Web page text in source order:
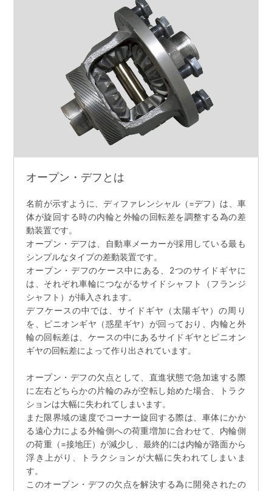
オープン・デフとは
名前が示すように、ディファレンシャル（=デフ）は、車
体が旋回する時の内輪と外輪の回転差を調整する為の差
動装置です。
オープン・デフは、自動車メーカーが採用している最も
シンプルなタイプの差動装置です。
オープン・デフのケース中にある、2つのサイドギヤに
は、それぞれ車輪につながるサイドシャフト（フランジ
シャフト）が挿入されます。
デフケースの中では、サイドギヤ（太陽ギヤ）の周り
を、ピニオンギヤ（惑星ギヤ）が回っており、内輪と外
輪の回転差は、ケースの中にあるサイドギヤとピニオン
ギヤの回転差によって作り出されています。
オープン・デフの欠点として、直進状態で急加速する際
に左右どちらかの片輪のみが空転し始めた場合、トラク
ションは大幅に失われてしまいます。
また限界域の速度でコーナー旋回する際は、車体にかか
る遠心力による外輪側への荷重増加に合わせて、内輪側
の荷重（=接地圧）が減少し、最終的には内輪が路面から
浮き上がり、トラクションが大幅に失われてしまいま
す。
このオープン・デフの欠点を解決する為に開発されたの